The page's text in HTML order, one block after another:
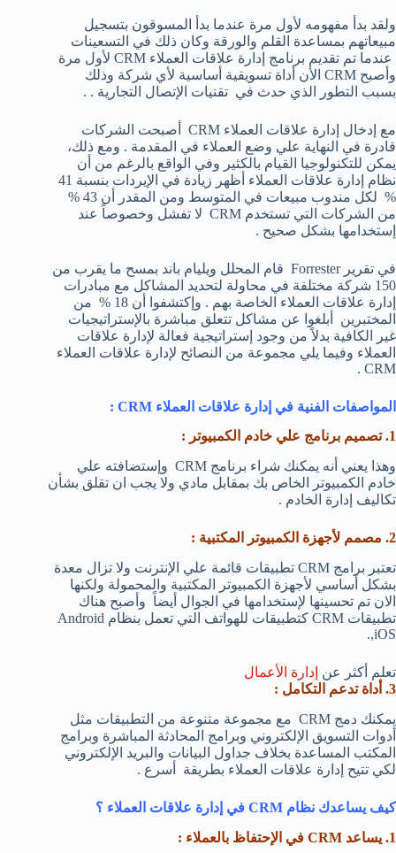
ولقد بدأ مفهومه لأول مرة عندما بدأ المسوقون بتسجيل
مبيعاتهم بمساعدة القلم والورقة وكان ذلك في التسعينات
عندما تم تقديم برنامج إدارة علاقات العملاء CRM لأول مرة
وأصبح CRM الأن أداة تسويقية أساسية لأي شركة وذلك
بسبب التطور الذي حدث في تقنيات الإتصال التجارية . .
مع إدخال إدارة علاقات العملاء CRM أصبحت الشركات
قادرة في النهاية علي وضع العملاء في المقدمة . ومع ذلك،
يمكن للتكنولوجيا القيام بالكثير وفي الواقع بالرغم من أن
نظام إدارة علاقات العملاء أظهر زيادة في الإيردات بنسبة 41
% لكل مندوب مبيعات في المتوسط ومن المقدر أن 43 %
من الشركات التي تستخدم CRM لا تفشل وخصوصاً عند
إستخدامها بشكل صحيح .
في تقرير Forrester قام المحلل ويليام باند بمسح ما يقرب من
150 شركة مختلفة في محاولة لتحديد المشاكل مع مبادرات
إدارة علاقات العملاء الخاصة بهم . وإكتشفوا أن 18 % من
المختبرين أبلغوا عن مشاكل تتعلق مباشرة بالإستراتيجيات
غير الكافية بدلاً من وجود إستراتيجية فعالة لإدارة علاقات
العملاء وفيما يلي مجموعة من النصائح لإدارة علاقات العملاء
CRM .
المواصفات الفنية في إدارة علاقات العملاء CRM :
1. تصميم برنامج علي خادم الكمبيوتر :
وهذا يعني أنه يمكنك شراء برنامج CRM وإستضافته علي
خادم الكمبيوتر الخاص بك بمقابل مادي ولا يجب ان تقلق بشأن
تكاليف إدارة الخادم .
2. مصمم لأجهزة الكمبيوتر المكتبية :
تعتبر برامج CRM تطبيقات قائمة علي الإنترنت ولا تزال معدة
بشكل أساسي لأجهزة الكمبيوتر المكتبية والمحمولة ولكنها
الان تم تحسينها لإستخدامها في الجوال أيضاً وأصبح هناك
تطبيقات CRM كتطبيقات للهواتف التي تعمل بنظام Android
,iOS.
تعلم أكثر عن إدارة الأعمال
3. أداة تدعم التكامل :
يمكنك دمج CRM مع مجموعة متنوعة من التطبيقات مثل
أدوات التسويق الإلكتروني وبرامج المحادثة المباشرة وبرامج
المكتب المساعدة بخلاف جداول البيانات والبريد الإلكتروني
لكي تتيح إدارة علاقات العملاء بطريقة أسرع .
كيف يساعدك نظام CRM في إدارة علاقات العملاء ؟
1. يساعد CRM في الإحتفاظ بالعملاء :